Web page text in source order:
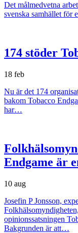
Det målmedvetna
svenska samhället för
174 stöder
18 feb
Nu är det 174
bakom Tobacco
har…
Endgame är
10 aug
Josefin P Jonsson,
opinionssatsningen
Bakgrunden är att…